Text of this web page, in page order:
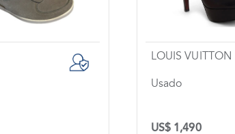
LOUIS VUITTON
Usado
US$ 1,490